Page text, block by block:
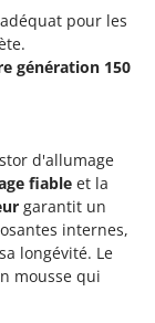
tracteur
pour les
génération 150
d'allumage
fiable et la
garantit un
internes,
longévité. Le
mousse qui